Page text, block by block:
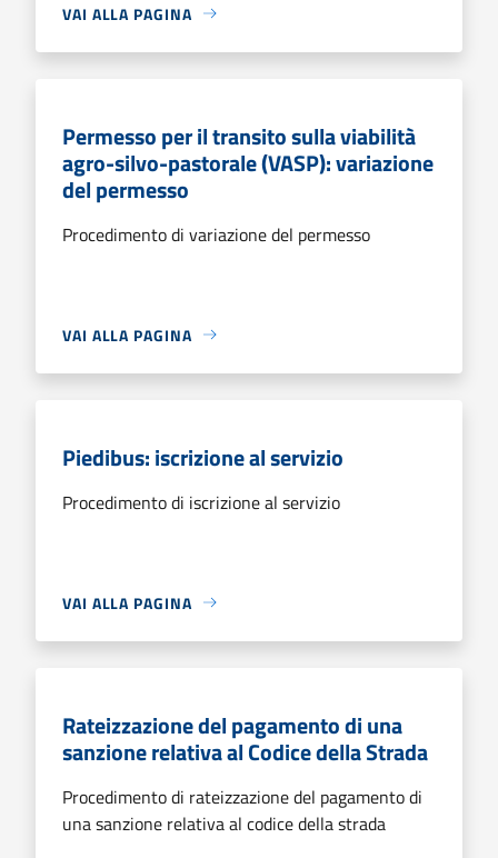
VAI ALLA PAGINA
Permesso per il transito sulla viabilità
agro-silvo-pastorale (VASP): variazione
del permesso
Procedimento di variazione del permesso
VAI ALLA PAGINA
Piedibus: iscrizione al servizio
Procedimento di iscrizione al servizio
VAI ALLA PAGINA
Rateizzazione del pagamento di una
sanzione relativa al Codice della Strada
Procedimento di rateizzazione del pagamento di
una sanzione relativa al codice della strada